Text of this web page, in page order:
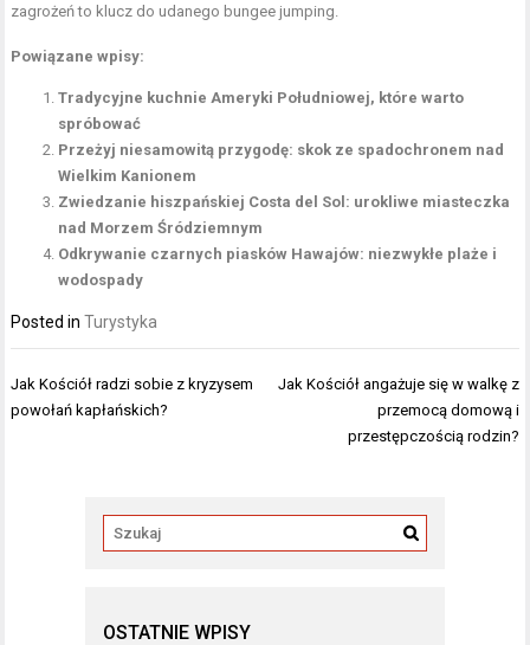
zagrożeń to klucz do udanego bungee jumping.
Powiązane wpisy:
Tradycyjne kuchnie Ameryki Południowej, które warto
spróbować
Przeżyj niesamowitą przygodę: skok ze spadochronem nad
Wielkim Kanionem
Zwiedzanie hiszpańskiej Costa del Sol: urokliwe miasteczka
nad Morzem Śródziemnym
Odkrywanie czarnych piasków Hawajów: niezwykłe plaże i
wodospady
Posted inTurystyka
Nawigacja
wpisu
Jak Kościół radzi sobie z kryzysem
powołań kapłańskich?
Jak Kościół angażuje się w walkę z
przemocą domową i
przestępczością rodzin?
OSTATNIE WPISY